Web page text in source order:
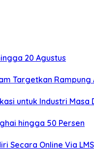
20 Agustus
Targetkan Rampung
untuk Industri Masa
hingga 50 Persen
Secara Online Via LMS